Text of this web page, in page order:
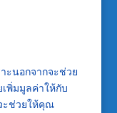
ะนอกจากจะช่วย
พิ่มมูลค่าให้กับ
ะช่วยให้คุณ